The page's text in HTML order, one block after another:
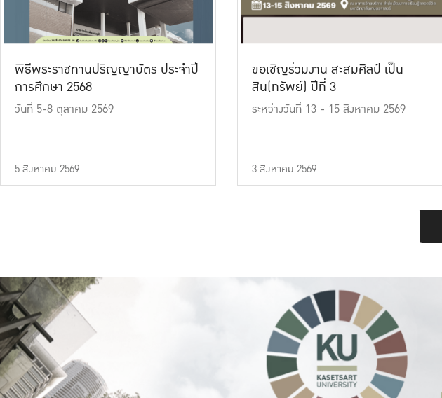
พิธีพระราชทานปริญญาบัตร ประจำปี
การศึกษา 2568
วันที่ 5-8 ตุลาคม 2569
5 สิงหาคม 2569
ขอเชิญร่วมงาน สะสมศิลป์ เป็น
สิน(ทรัพย์) ปีที่ 3
ระหว่างวันที่ 13 - 15 สิงหาคม 2569
3 สิงหาคม 2569